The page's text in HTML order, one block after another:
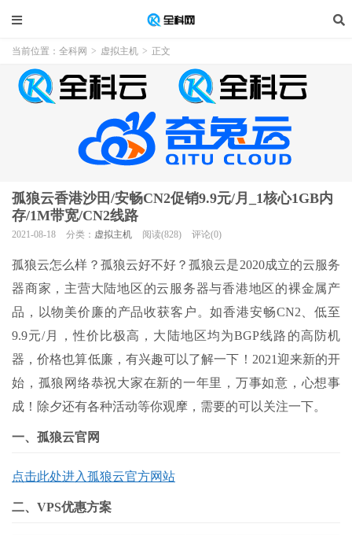
当前位置： 全科网 > 虚拟主机 > 正文
孤狼云香港沙田/安畅CN2促销9.9元/月_1核心1GB内
存/1M带宽/CN2线路
2021-08-18 分类： 虚拟主机 阅读(828) 评论(0)
孤狼云怎么样？孤狼云好不好？孤狼云是2020成立的云服务
器商家，主营大陆地区的云服务器与香港地区的裸金属产
品，以物美价廉的产品收获客户。如香港安畅CN2、低至
9.9元/月，性价比极高，大陆地区均为BGP线路的高防机
器，价格也算低廉，有兴趣可以了解一下！2021迎来新的开
始，孤狼网络恭祝大家在新的一年里，万事如意，心想事
成！除夕还有各种活动等你观摩，需要的可以关注一下。
一、孤狼云官网
点击此处进入孤狼云官方网站
二、VPS优惠方案